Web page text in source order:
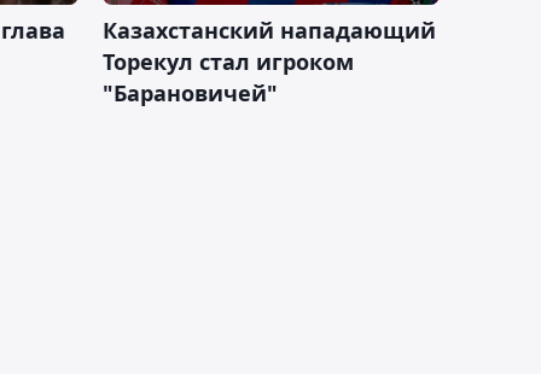
Казахстанский нападающий
Торекул стал игроком
"Барановичей"